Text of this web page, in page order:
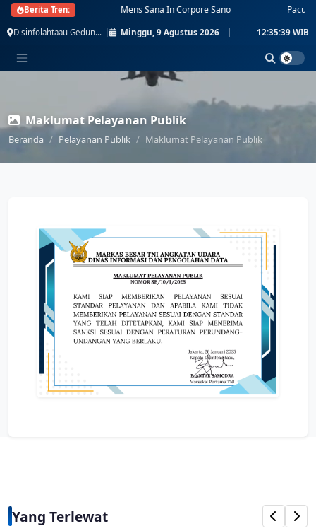
Disinfolahtaau Gedung B 3 Lantai 1, Jl. Raya Hamkam Cilangkap, Jakarta Timur. Minggu, 9 Agustus 2026 12:35:40 WIB
Berita Tren:
TNI AU Mens Sana In Corpore Sano Pacu
Maklumat Pelayanan Publik
Beranda Pelayanan Publik Maklumat Pelayanan Publik
Yang Terlewat